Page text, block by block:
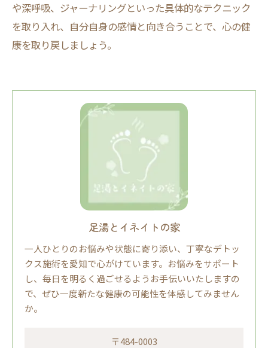
や深呼吸、ジャーナリングといった具体的なテクニック
を取り入れ、自分自身の感情と向き合うことで、心の健
康を取り戻しましょう。
足湯とイネイトの家
一人ひとりのお悩みや状態に寄り添い、丁寧なデトッ
クス施術を愛知で心がけています。お悩みをサポート
し、毎日を明るく過ごせるようお手伝いいたしますの
で、ぜひ一度新たな健康の可能性を体感してみません
か。
〒484-0003